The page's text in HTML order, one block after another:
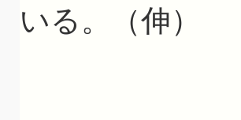
いる。（伸）